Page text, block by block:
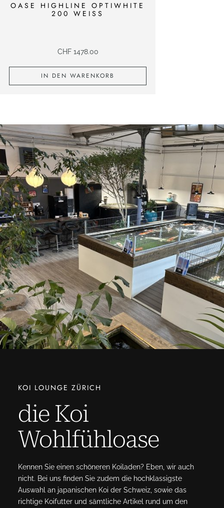
OASE HIGHLINE OPTIWHITE
200 WEISS
CHF1478.00
IN DEN WARENKORB
KOI LOUNGE ZÜRICH
die Koi
Wohlfühloase
Kennen Sie einen schöneren Koiladen? Eben, wir auch
nicht. Bei uns finden Sie zudem die hochklassigste
Auswahl an japanischen Koi der Schweiz, sowie das
richtige Koifutter und sämtliche Artikel rund um den